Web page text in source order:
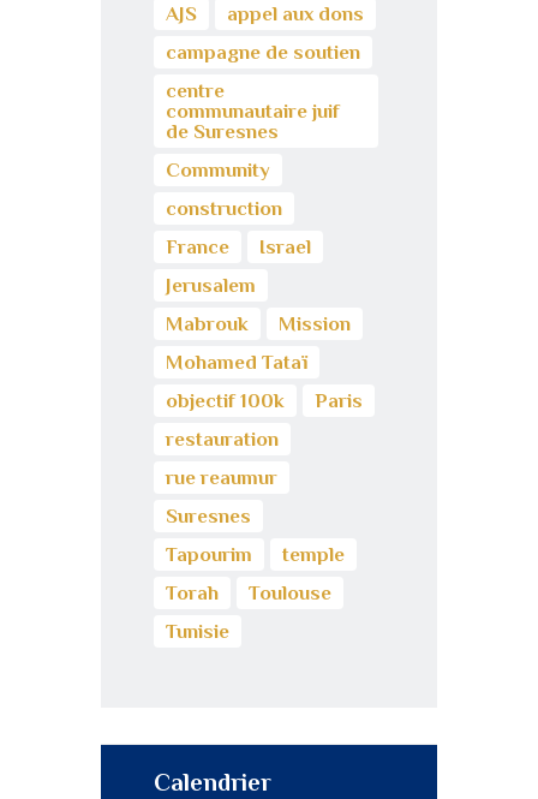
AJS
appel aux dons
campagne de soutien
centre
communautaire juif
de Suresnes
Community
construction
France
Israel
Jerusalem
Mabrouk
Mission
Mohamed Tataï
objectif 100k
Paris
restauration
rue reaumur
Suresnes
Tapourim
temple
Torah
Toulouse
Tunisie
Calendrier